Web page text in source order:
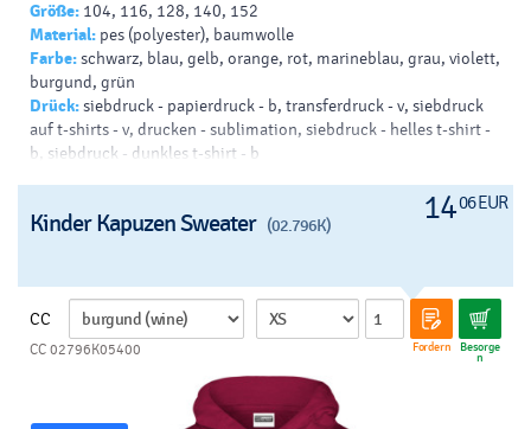
Größe: 104, 116, 128, 140, 152
Material: pes (polyester), baumwolle
Farbe:schwarz, blau, gelb, orange, rot, marineblau, grau, violett,
burgund, grün
Drück:siebdruck - papierdruck - b, transferdruck - v, siebdruck
auf t-shirts - v, drucken - sublimation, siebdruck - helles t-shirt -
b, siebdruck - dunkles t-shirt - b
1406 EUR
Kinder Kapuzen Sweater (02.796K)
CC
Fordern Besorge
n
CC 02796K05400